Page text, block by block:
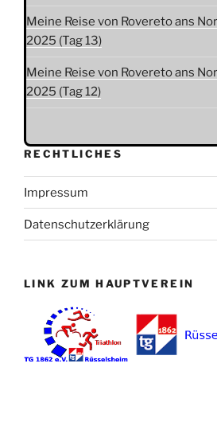
Meine Reise von Rovereto ans
2025 (Tag 13)
Meine Reise von Rovereto ans
2025 (Tag 12)
RECHTLICHES
Impressum
Datenschutzerklärung
LINK ZUM HAUPTVEREIN